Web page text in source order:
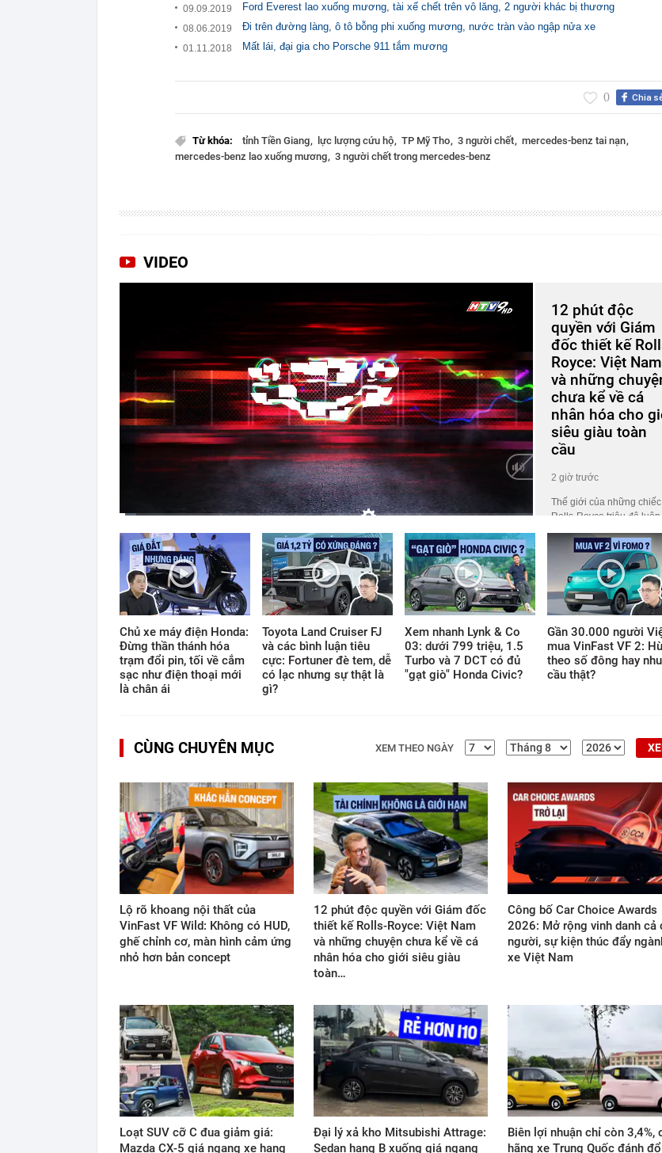
09.09.2019 Ford Everest lao xuống mương, tài xế chết trên vô lăng, 2 người khác bị thương
08.06.2019 Đi trên đường làng, ô tô bỗng phi xuống mương, nước tràn vào ngập nửa xe
01.11.2018 Mất lái, đại gia cho Porsche 911 tắm mương
Chia
0
Từ khóa: tỉnh Tiền Giang lực lượng cứu hộ TP Mỹ Tho 3 người chết mercedes-benz tai nạn
mercedes-benz lao xuống mương 3 người chết trong mercedes-benz
VIDEO
CurrentDuration
12 phút độc
quyền với Giám
đốc thiết kế
Royce: Việt Nam
và những
chưa kể về cá
nhân hóa cho
siêu giàu toàn
cầu
2 giờ trước
Thế giới của những chiếc
Rolls-Royce triệu đô luôn
phủ một lớp màn bí ẩn
công chúng tò mò. Ở đó,
trị không nằm ở những
động cơ gầm rú hay logo
lấp lánh, mà ẩn giấu trong
những tiêu chuẩn chế tác
khắt khe thách thức mọi
hạn thông thường của thế
giới vật chất.
Chủ xe máy điện Honda:
Đừng thần thánh hóa
trạm đổi pin, tối về cắm
sạc như điện thoại mới
là chân ái
Toyota Land Cruiser FJ
và các bình luận tiêu
cực: Fortuner đè tem, dễ
có lạc nhưng sự thật là
gì?
Xem nhanh Lynk & Co
03: dưới 799 triệu, 1.5
Turbo và 7 DCT có đủ
"gạt giò" Honda Civic?
Gần 30.000 người
mua VinFast VF 2:
theo số đông hay nhu
cầu thật?
CÙNG CHUYÊN MỤC XEM THEO NGÀY
Lộ rõ khoang nội thất của
VinFast VF Wild: Không có HUD,
ghế chỉnh cơ, màn hình cảm ứng
nhỏ hơn bản concept
12 phút độc quyền với Giám đốc
thiết kế Rolls-Royce: Việt Nam
và những chuyện chưa kể về cá
nhân hóa cho giới siêu giàu
toàn…
Công bố Car Choice Awards
2026: Mở rộng vinh danh cả
người, sự kiện thúc đẩy
xe Việt Nam
Loạt SUV cỡ C đua giảm giá:
Mazda CX-5 giá ngang xe hạng
Đại lý xả kho Mitsubishi Attrage:
Sedan hạng B xuống giá ngang
Biên lợi nhuận chỉ còn 3,4%,
hãng xe Trung Quốc đánh